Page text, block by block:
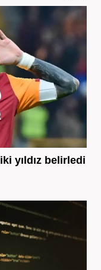
yıldız belirledi